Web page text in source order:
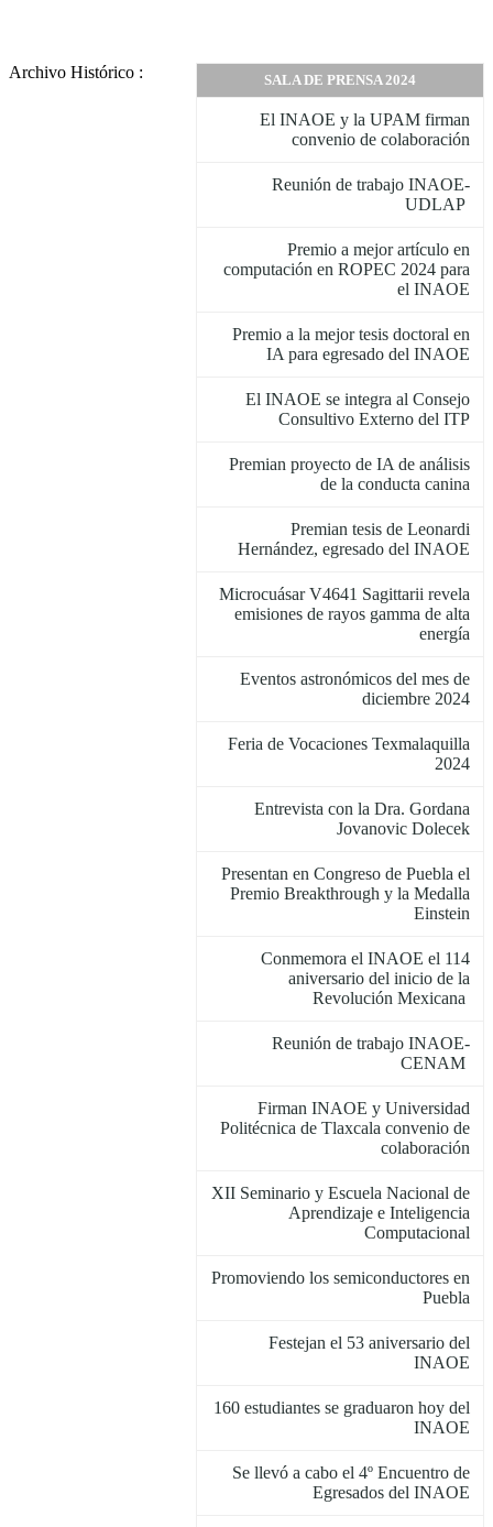
SALA DE PRENSA 2024
El INAOE y la UPAM firman
convenio de colaboración
Reunión de trabajo INAOE-
UDLAP
Premio a mejor artículo en
computación en ROPEC 2024 para
el INAOE
Premio a la mejor tesis doctoral en
IA para egresado del INAOE
El INAOE se integra al Consejo
Consultivo Externo del ITP
Premian proyecto de IA de análisis
de la conducta canina
Premian tesis de Leonardi
Hernández, egresado del INAOE
Microcuásar V4641 Sagittarii revela
emisiones de rayos gamma de alta
energía
Eventos astronómicos del mes de
diciembre 2024
Feria de Vocaciones Texmalaquilla
2024
Entrevista con la Dra. Gordana
Jovanovic Dolecek
Presentan en Congreso de Puebla el
Premio Breakthrough y la Medalla
Einstein
Conmemora el INAOE el 114
aniversario del inicio de la
Revolución Mexicana
Reunión de trabajo INAOE-
CENAM
Firman INAOE y Universidad
Politécnica de Tlaxcala convenio de
colaboración
XII Seminario y Escuela Nacional de
Aprendizaje e Inteligencia
Computacional
Promoviendo los semiconductores en
Puebla
Festejan el 53 aniversario del
INAOE
160 estudiantes se graduaron hoy del
INAOE
Se llevó a cabo el 4º Encuentro de
Egresados del INAOE
Archivo Histórico :